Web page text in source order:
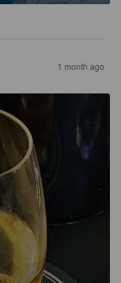
1 month ago